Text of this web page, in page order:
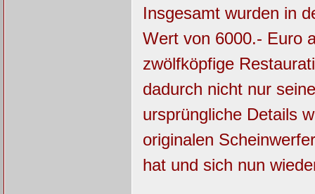
Insgesamt wurden in
Wert von 6000.- Euro
zwölfköpfige
dadurch nicht nur
ursprüngliche Details
originalen
hat und sich nun